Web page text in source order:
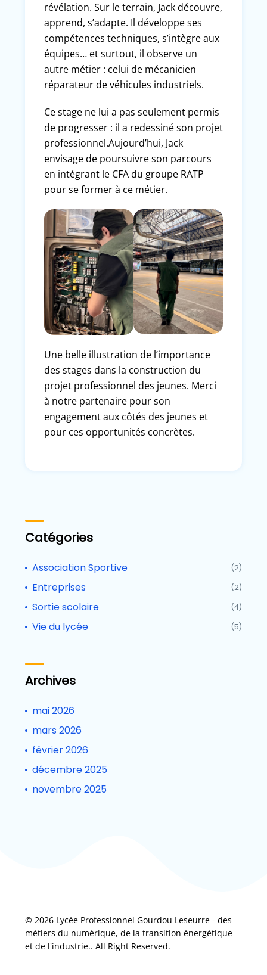
révélation. Sur le terrain, Jack découvre,
apprend, s’adapte. Il développe ses
compétences techniques, s’intègre aux
équipes… et surtout, il observe un
autre métier : celui de mécanicien
réparateur de véhicules industriels.
Ce stage ne lui a pas seulement permis
de progresser : il a redessiné son projet
professionnel.Aujourd’hui, Jack
envisage de poursuivre son parcours
en intégrant le CFA du groupe RATP
pour se former à ce métier.
Une belle illustration de l’importance
des stages dans la construction du
projet professionnel des jeunes. Merci
à notre partenaire pour son
engagement aux côtés des jeunes et
pour ces opportunités concrètes.
Catégories
Association Sportive (2)
Entreprises (2)
Sortie scolaire (4)
Vie du lycée (5)
Archives
mai 2026
mars 2026
février 2026
décembre 2025
novembre 2025
© 2026 Lycée Professionnel Gourdou Leseurre - des
métiers du numérique, de la transition énergétique
et de l'industrie.. All Right Reserved.